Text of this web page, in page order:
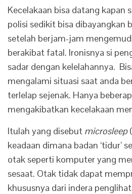
Kecelakaan bisa datang kapan
polisi sedikit bisa dibayangkan
setelah berjam-jam
berakibat fatal. Ironisnya si
sadar dengan kelelahannya.
mengalami situasi saat anda
terlelap sejenak. Hanya
mengakibatkan kecelakaan
Itulah yang disebut microsleep
keadaan dimana badan ‘tidur’
otak seperti komputer yang
sesaat. Otak tidak dapat
khususnya dari indera